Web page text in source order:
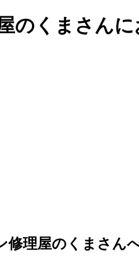
のくまさんに
理屋のくまさん